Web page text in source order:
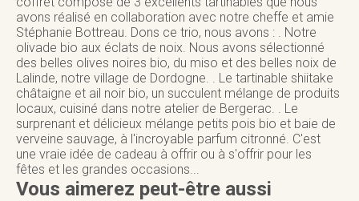
avons réalisé en collaboration avec notre cheffe et amie
Stéphanie Bottreau. Dons ce trio, nous avons : . Notre
olivade bio aux éclats de noix. Nous avons sélectionné
des belles olives noires bio, du miso et des belles noix de
Lalinde, notre village de Dordogne. . Le tartinable shiitake
châtaigne et ail noir bio, un succulent mélange de produits
locaux, cuisiné dans notre atelier de Bergerac. . Le
surprenant et délicieux mélange petits pois bio et baie de
verveine sauvage, à l'incroyable parfum citronné. C'est
une vraie idée de cadeau à offrir ou à s'offrir pour les
fêtes et les grandes occasions...
Vous aimerez peut-être aussi